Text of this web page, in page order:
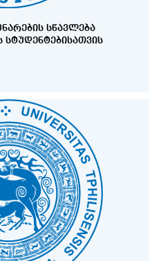
ᲡᲬᲐᲕᲚᲔᲑᲐ
ᲓᲐᲬᲧᲔᲑᲘᲗᲘ ᲒᲐᲜᲐᲗᲚᲔᲑᲘᲡ ᲡᲢᲣᲓᲔᲜᲢᲔᲑᲘᲡᲐᲗᲕᲘᲡ